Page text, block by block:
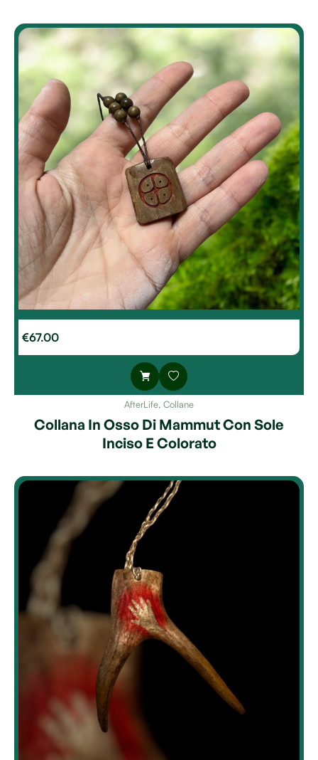
€67.00
AfterLife, Collane
Collana In Osso Di Mammut Con Sole
Inciso E Colorato